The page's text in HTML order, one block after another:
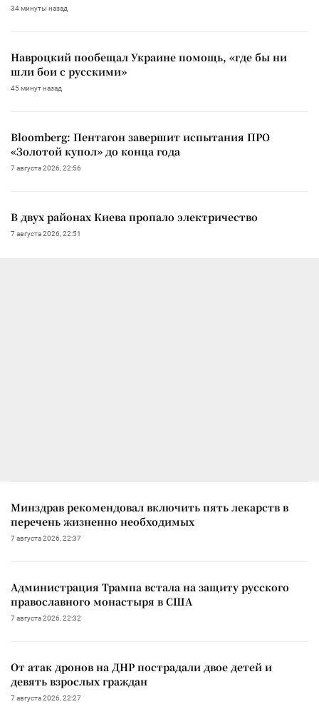
34 минуты назад
Навроцкий пообещал Украине помощь, «где бы ни
шли бои с русскими»
45 минут назад
Bloomberg: Пентагон завершит испытания ПРО
«Золотой купол» до конца года
7 августа 2026, 22:56
В двух районах Киева пропало электричество
7 августа 2026, 22:51
Минздрав рекомендовал включить пять лекарств в
перечень жизненно необходимых
7 августа 2026, 22:37
Администрация Трампа встала на защиту русского
православного монастыря в США
7 августа 2026, 22:32
От атак дронов на ДНР пострадали двое детей и
девять взрослых граждан
7 августа 2026, 22:27